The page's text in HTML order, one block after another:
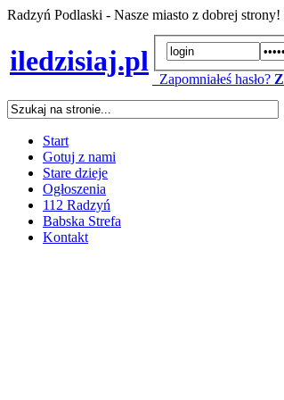
Radzyń Podlaski - Nasze miasto z dobrej
iledzisiaj.pl
Zapomniałeś hasło?
Start
Gotuj z nami
Stare dzieje
Ogłoszenia
112 Radzyń
Babska Strefa
Kontakt